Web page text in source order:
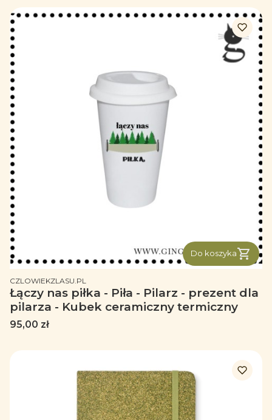
Do koszyka
PRODUCENT
CZLOWIEKZLASU.PL
Łączy nas piłka - Piła - Pilarz - prezent dla
pilarza - Kubek ceramiczny termiczny
Cena
95,00 zł